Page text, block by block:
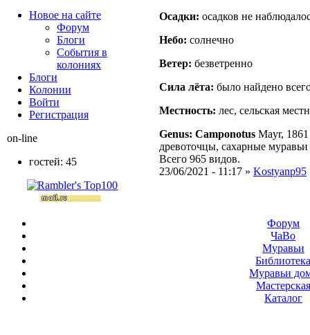
Осадки: осадков не
Небо: солнечно
Ветер: безветренно
Сила лёта: было найдено
Местность: лес, сельская
Genus: Camponotus Mayr, 1861
древоточцы, сахарные муравьи
Всего 965 видов.
23/06/2021 - 11:17 » Kostyanp95
Новое на сайте
Форум
Блоги
События в
колониях
Блоги
Колонии
Войти
Peгиcтpaция
on-line
гостей: 45
Форум
ЧаВо
Муравьи
Муравьи
Мастерская
Каталог